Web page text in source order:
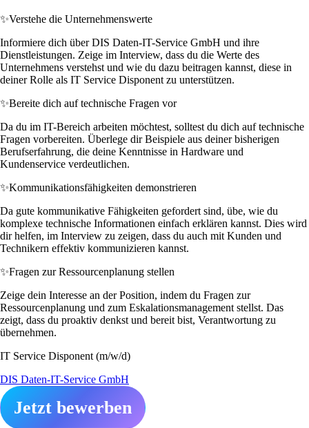
✨Verstehe die Unternehmenswerte
Informiere dich über DIS Daten-IT-Service GmbH und ihre
Dienstleistungen. Zeige im Interview, dass du die Werte des
Unternehmens verstehst und wie du dazu beitragen kannst, diese in
deiner Rolle als IT Service Disponent zu unterstützen.
✨Bereite dich auf technische Fragen vor
Da du im IT-Bereich arbeiten möchtest, solltest du dich auf technische
Fragen vorbereiten. Überlege dir Beispiele aus deiner bisherigen
Berufserfahrung, die deine Kenntnisse in Hardware und
Kundenservice verdeutlichen.
✨Kommunikationsfähigkeiten demonstrieren
Da gute kommunikative Fähigkeiten gefordert sind, übe, wie du
komplexe technische Informationen einfach erklären kannst. Dies wird
dir helfen, im Interview zu zeigen, dass du auch mit Kunden und
Technikern effektiv kommunizieren kannst.
✨Fragen zur Ressourcenplanung stellen
Zeige dein Interesse an der Position, indem du Fragen zur
Ressourcenplanung und zum Eskalationsmanagement stellst. Das
zeigt, dass du proaktiv denkst und bereit bist, Verantwortung zu
übernehmen.
IT Service Disponent (m/w/d)
DIS Daten-IT-Service GmbH
Jetzt bewerben